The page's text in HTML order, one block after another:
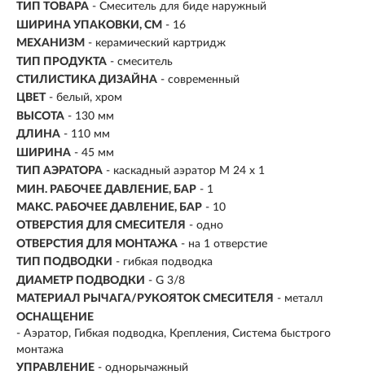
ТИП ТОВАРА - Смеситель для биде наружный
ШИРИНА УПАКОВКИ, СМ - 16
МЕХАНИЗМ - керамический картридж
ТИП ПРОДУКТА - смеситель
СТИЛИСТИКА ДИЗАЙНА - современный
ЦВЕТ - белый, хром
ВЫСОТА - 130 мм
ДЛИНА - 110 мм
ШИРИНА - 45 мм
ТИП АЭРАТОРА - каскадный аэратор M 24 x 1
МИН. РАБОЧЕЕ ДАВЛЕНИЕ, БАР - 1
МАКС. РАБОЧЕЕ ДАВЛЕНИЕ, БАР - 10
ОТВЕРСТИЯ ДЛЯ СМЕСИТЕЛЯ - одно
ОТВЕРСТИЯ ДЛЯ МОНТАЖА - на 1 отверстие
ТИП ПОДВОДКИ - гибкая подводка
ДИАМЕТР ПОДВОДКИ - G 3/8
МАТЕРИАЛ РЫЧАГА/РУКОЯТОК СМЕСИТЕЛЯ - металл
ОСНАЩЕНИЕ
- Аэратор, Гибкая подводка, Крепления, Система быстрого
монтажа
УПРАВЛЕНИЕ - однорычажный